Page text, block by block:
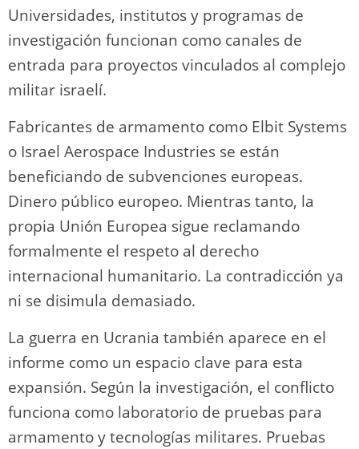
Universidades, institutos y programas de
investigación funcionan como canales de
entrada para proyectos vinculados al complejo
militar israelí.
Fabricantes de armamento como Elbit Systems
o Israel Aerospace Industries se están
beneficiando de subvenciones europeas.
Dinero público europeo. Mientras tanto, la
propia Unión Europea sigue reclamando
formalmente el respeto al derecho
internacional humanitario. La contradicción ya
ni se disimula demasiado.
La guerra en Ucrania también aparece en el
informe como un espacio clave para esta
expansión. Según la investigación, el conflicto
funciona como laboratorio de pruebas para
armamento y tecnologías militares. Pruebas